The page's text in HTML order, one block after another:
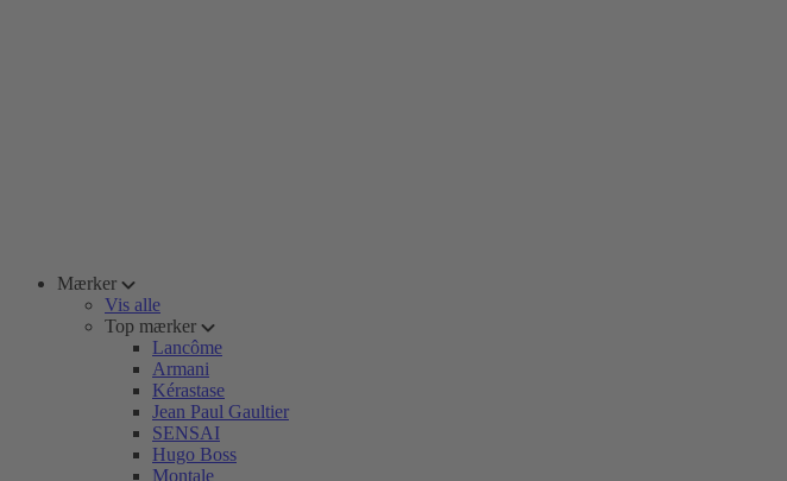
Mærker
Vis alle
Top mærker
Lancôme
Armani
Kérastase
Jean Paul Gaultier
SENSAI
Hugo Boss
Montale